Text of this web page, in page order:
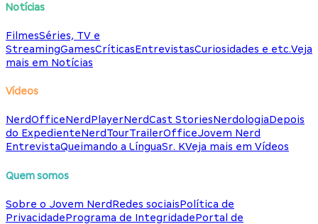
Notícias
FilmesSéries, TV e
StreamingGamesCríticasEntrevistasCuriosidades e etc.Veja
mais em Notícias
Vídeos
NerdOfficeNerdPlayerNerdCast StoriesNerdologiaDepois
do ExpedienteNerdTourTrailerOfficeJovem Nerd
EntrevistaQueimando a LínguaSr. KVeja mais em Vídeos
Quem somos
Sobre o Jovem NerdRedes sociaisPolítica de
PrivacidadePrograma de IntegridadePortal de